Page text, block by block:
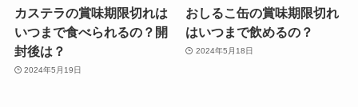
カステラの賞味期限切れは
いつまで食べられるの？開
封後は？
2024年5月19日
おしるこ缶の賞味期限切れ
はいつまで飲めるの？
2024年5月18日